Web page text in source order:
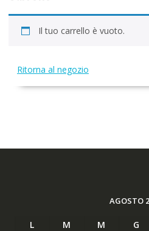
Il tuo carrello è vuoto.
Ritorna al negozio
AGOSTO
L M M G